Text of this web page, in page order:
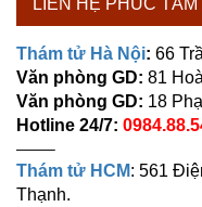
Thám tử Hà Nội: 66
Văn phòng GD: 81
Văn phòng GD: 18
Hotline 24/7:
——–
Thám tử HCM: 561
Thạnh.